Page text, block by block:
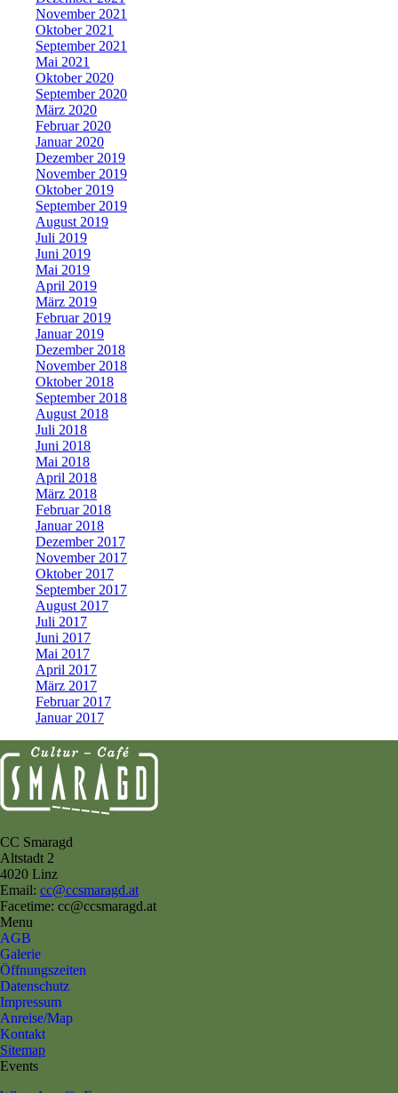
November 2021
Oktober 2021
September 2021
Mai 2021
Oktober 2020
September 2020
März 2020
Februar 2020
Januar 2020
Dezember 2019
November 2019
Oktober 2019
September 2019
August 2019
Juli 2019
Juni 2019
Mai 2019
April 2019
März 2019
Februar 2019
Januar 2019
Dezember 2018
November 2018
Oktober 2018
September 2018
August 2018
Juli 2018
Juni 2018
Mai 2018
April 2018
März 2018
Februar 2018
Januar 2018
Dezember 2017
November 2017
Oktober 2017
September 2017
August 2017
Juli 2017
Juni 2017
Mai 2017
April 2017
März 2017
Februar 2017
Januar 2017
CC Smaragd
Altstadt 2
4020 Linz
Email: cc@ccsmaragd.at
Facetime: cc@ccsmaragd.at
Menu
AGB
Galerie
Öffnungszeiten
Datenschutz
Impressum
Anreise/Map
Kontakt
Sitemap
Events